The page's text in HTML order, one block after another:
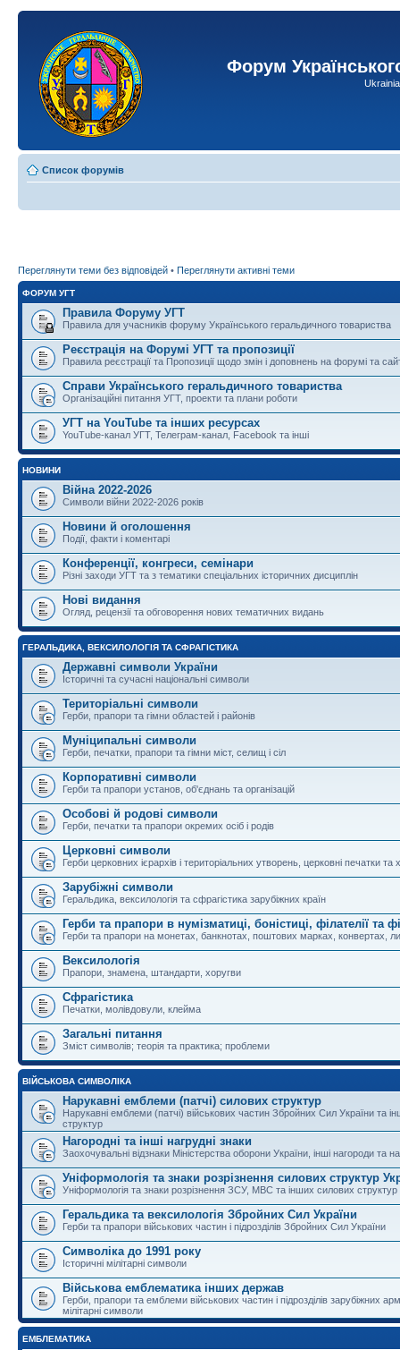
Форум
Список форумів
Переглянути теми без відповідей • Переглянути активні теми
ФОРУМ УГТ
Правила Форуму УГТ
Правила для учасників форуму Українського геральдичного товариства
Реєстрація на Форумі УГТ та пропозиції
Правила реєстрації та Пропозиції щодо змін і доповнень на форумі та
Справи Українського геральдичного товариства
Організаційні питання УГТ, проекти та плани роботи
УГТ на YouTube та інших ресурсах
YouTube-канал УГТ, Телеграм-канал, Facebook та інші
НОВИНИ
Війна 2022-2026
Символи війни 2022-2026 років
Новини й оголошення
Події, факти і коментарі
Конференції, конгреси, семінари
Різні заходи УГТ та з тематики спеціальних історичних дисциплін
Нові видання
Огляд, рецензії та обговорення нових тематичних видань
ГЕРАЛЬДИКА, ВЕКСИЛОЛОГІЯ ТА СФРАГІСТИКА
Державні символи України
Історичні та сучасні національні символи
Територіальні символи
Герби, прапори та гімни областей і районів
Муніципальні символи
Герби, печатки, прапори та гімни міст, селищ і сіл
Корпоративні символи
Герби та прапори установ, об'єднань та організацій
Особові й родові символи
Герби, печатки та прапори окремих осіб і родів
Церковні символи
Герби церковних ієрархів і територіальних утворень, церковні печатки та
Зарубіжні символи
Геральдика, вексилологія та сфрагістика зарубіжних країн
Герби та прапори в нумізматиці, боністиці, філателії та
Герби та прапори на монетах, банкнотах, поштових марках, конвертах,
Вексилологія
Прапори, знамена, штандарти, хоругви
Сфрагістика
Печатки, молівдовули, клейма
Загальні питання
Зміст символів; теорія та практика; проблеми
ВІЙСЬКОВА СИМВОЛІКА
Нарукавні емблеми (патчі) силових структур
Нарукавні емблеми (патчі) військових частин Збройних Сил України та
структур
Нагородні та інші нагрудні знаки
Заохочувальні відзнаки Міністерства оборони України, інші нагороди та
Уніформологія та знаки розрізнення силових структур
Уніформологія та знаки розрізнення ЗСУ, МВС та інших силових структур
Геральдика та вексилологія Збройних Сил України
Герби та прапори військових частин і підрозділів Збройних Сил України
Символіка до 1991 року
Історичні мілітарні символи
Військова емблематика інших держав
Герби, прапори та емблеми військових частин і підрозділів зарубіжних
мілітарні символи
ЕМБЛЕМАТИКА